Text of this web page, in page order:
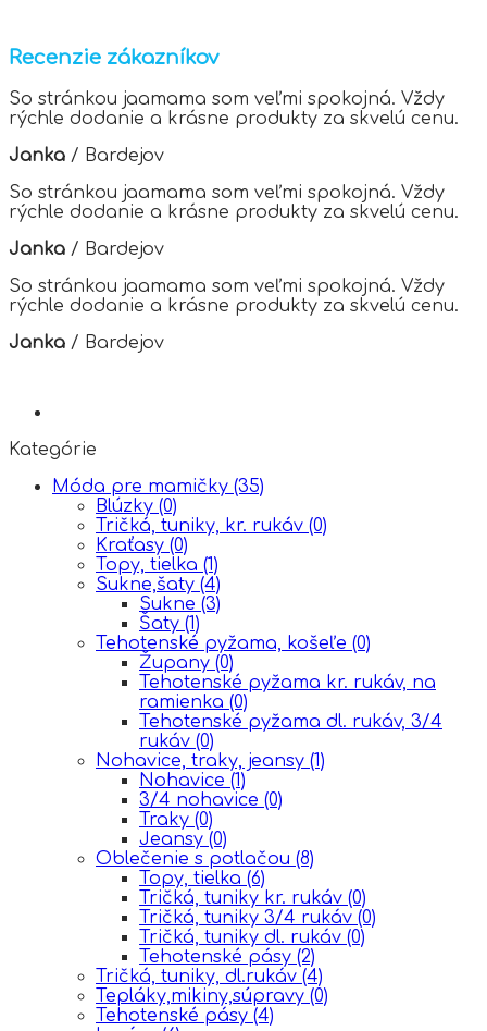
Recenzie zákazníkov
So stránkou jaamama som veľmi spokojná. Vždy
rýchle dodanie a krásne produkty za skvelú cenu.
Janka / Bardejov
So stránkou jaamama som veľmi spokojná. Vždy
rýchle dodanie a krásne produkty za skvelú cenu.
Janka / Bardejov
So stránkou jaamama som veľmi spokojná. Vždy
rýchle dodanie a krásne produkty za skvelú cenu.
Janka / Bardejov
Kategórie
Móda pre mamičky (35)
Blúzky (0)
Tričká, tuniky, kr. rukáv (0)
Kraťasy (0)
Topy, tielka (1)
Sukne,šaty (4)
Sukne (3)
Šaty (1)
Tehotenské pyžama, košeľe (0)
Župany (0)
Tehotenské pyžama kr. rukáv, na
ramienka (0)
Tehotenské pyžama dl. rukáv, 3/4
rukáv (0)
Nohavice, traky, jeansy (1)
Nohavice (1)
3/4 nohavice (0)
Traky (0)
Jeansy (0)
Oblečenie s potlačou (8)
Topy, tielka (6)
Tričká, tuniky kr. rukáv (0)
Tričká, tuniky 3/4 rukáv (0)
Tričká, tuniky dl. rukáv (0)
Tehotenské pásy (2)
Tričká, tuniky, dl.rukáv (4)
Tepláky,mikiny,súpravy (0)
Tehotenské pásy (4)